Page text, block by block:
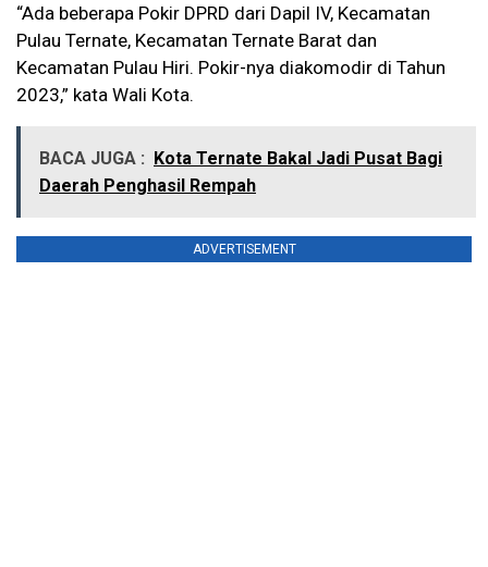
“Ada beberapa Pokir DPRD dari Dapil IV, Kecamatan
Pulau Ternate, Kecamatan Ternate Barat dan
Kecamatan Pulau Hiri. Pokir-nya diakomodir di Tahun
2023,” kata Wali Kota.
BACA JUGA :
Kota Ternate Bakal Jadi Pusat Bagi
Daerah Penghasil Rempah
ADVERTISEMENT